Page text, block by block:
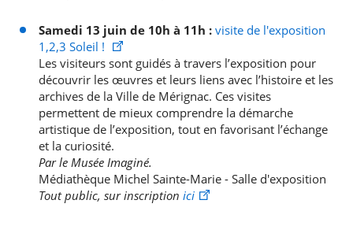
Samedi 13 juin de 10h à 11h :visite de l'exposition
1,2,3 Soleil !
Les visiteurs sont guidés à travers l’exposition pour
découvrir les œuvres et leurs liens avec l’histoire et les
archives de la Ville de Mérignac. Ces visites
permettent de mieux comprendre la démarche
artistique de l’exposition, tout en favorisant l’échange
et la curiosité.
Par le Musée Imaginé.
Médiathèque Michel Sainte-Marie - Salle d'exposition
Tout public, sur inscription ici